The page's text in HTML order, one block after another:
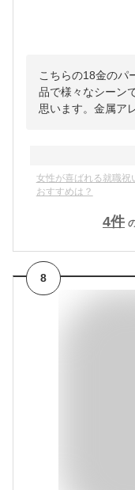
こちらの18金のパ
品で様々なシーン
思います。金属ア
女性が喜ばれる就職祝
おすすめは？
4件
8